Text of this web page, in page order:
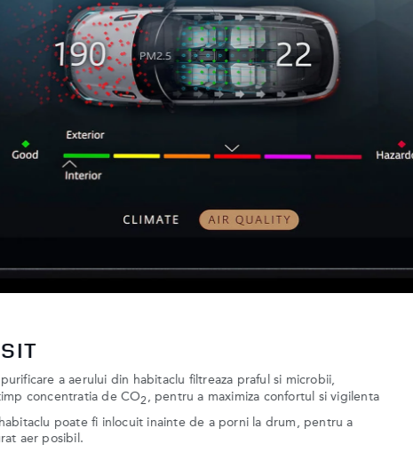
interactiv pentru sofer, cu diagonala de 12,3 inch, si afisajul pe
campul vizual al soferului. Aveti nevoie de asistenta? Discutati cu
redarea melodiei preferate sau conectarea cu dispozitivele